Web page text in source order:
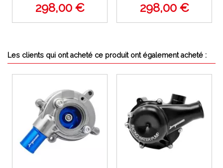
298,00 € 298,00 €
Les clients qui ont acheté ce produit ont également acheté :